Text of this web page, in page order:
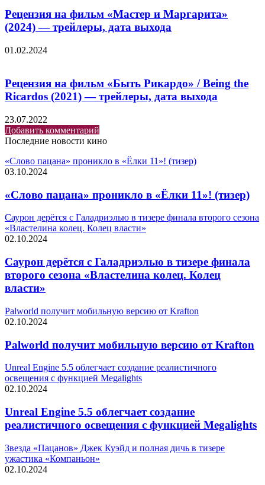
Рецензия на фильм «Мастер и Маргарита»
(2024) — трейлеры, дата выхода
01.02.2024
Рецензия на фильм «Быть Рикардо» / Being the
Ricardos (2021) — трейлеры, дата выхода
23.07.2022
Добавить комментарий
Последние новости кино
«Слово пацана» проникло в «Ёлки 11»! (тизер)
03.10.2024
«Слово пацана» проникло в «Ёлки 11»! (тизер)
Саурон дерётся с Галадриэлью в тизере финала второго сезона
«Властелина колец. Колец власти»
02.10.2024
Саурон дерётся с Галадриэлью в тизере финала
второго сезона «Властелина колец. Колец
власти»
Palworld получит мобильную версию от Krafton
02.10.2024
Palworld получит мобильную версию от Krafton
Unreal Engine 5.5 облегчает создание реалистичного
освещения с функцией Megalights
02.10.2024
Unreal Engine 5.5 облегчает создание
реалистичного освещения с функцией Megalights
Звезда «Пацанов» Джек Куэйд и полная дичь в тизере
ужастика «Компаньон»
02.10.2024